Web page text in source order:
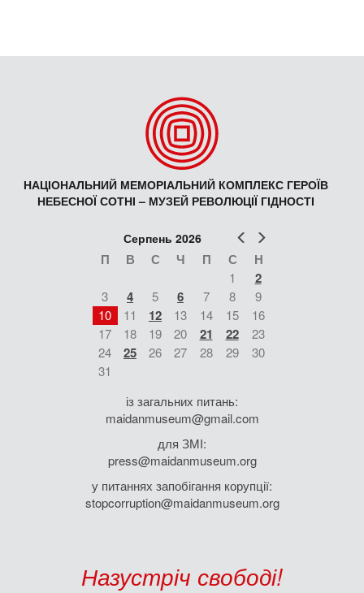
НАЦІОНАЛЬНИЙ МЕМОРІАЛЬНИЙ КОМПЛЕКС ГЕРОЇВ
НЕБЕСНОЇ СОТНІ – МУЗЕЙ РЕВОЛЮЦІЇ ГІДНОСТІ
Попер
Серпень 2026
П В С Ч П С Н
1 2
3 4 5 6 7 8
9
10
11 12 13 14 15
16
17
18 19 20 21 22
23
24
25 26 27 28 29
30
31
із загальних питань:
maidanmuseum@gmail.com
для ЗМІ:
press@maidanmuseum.org
у питаннях запобігання корупції:
stopcorruption@maidanmuseum.org
Назустріч свободі!